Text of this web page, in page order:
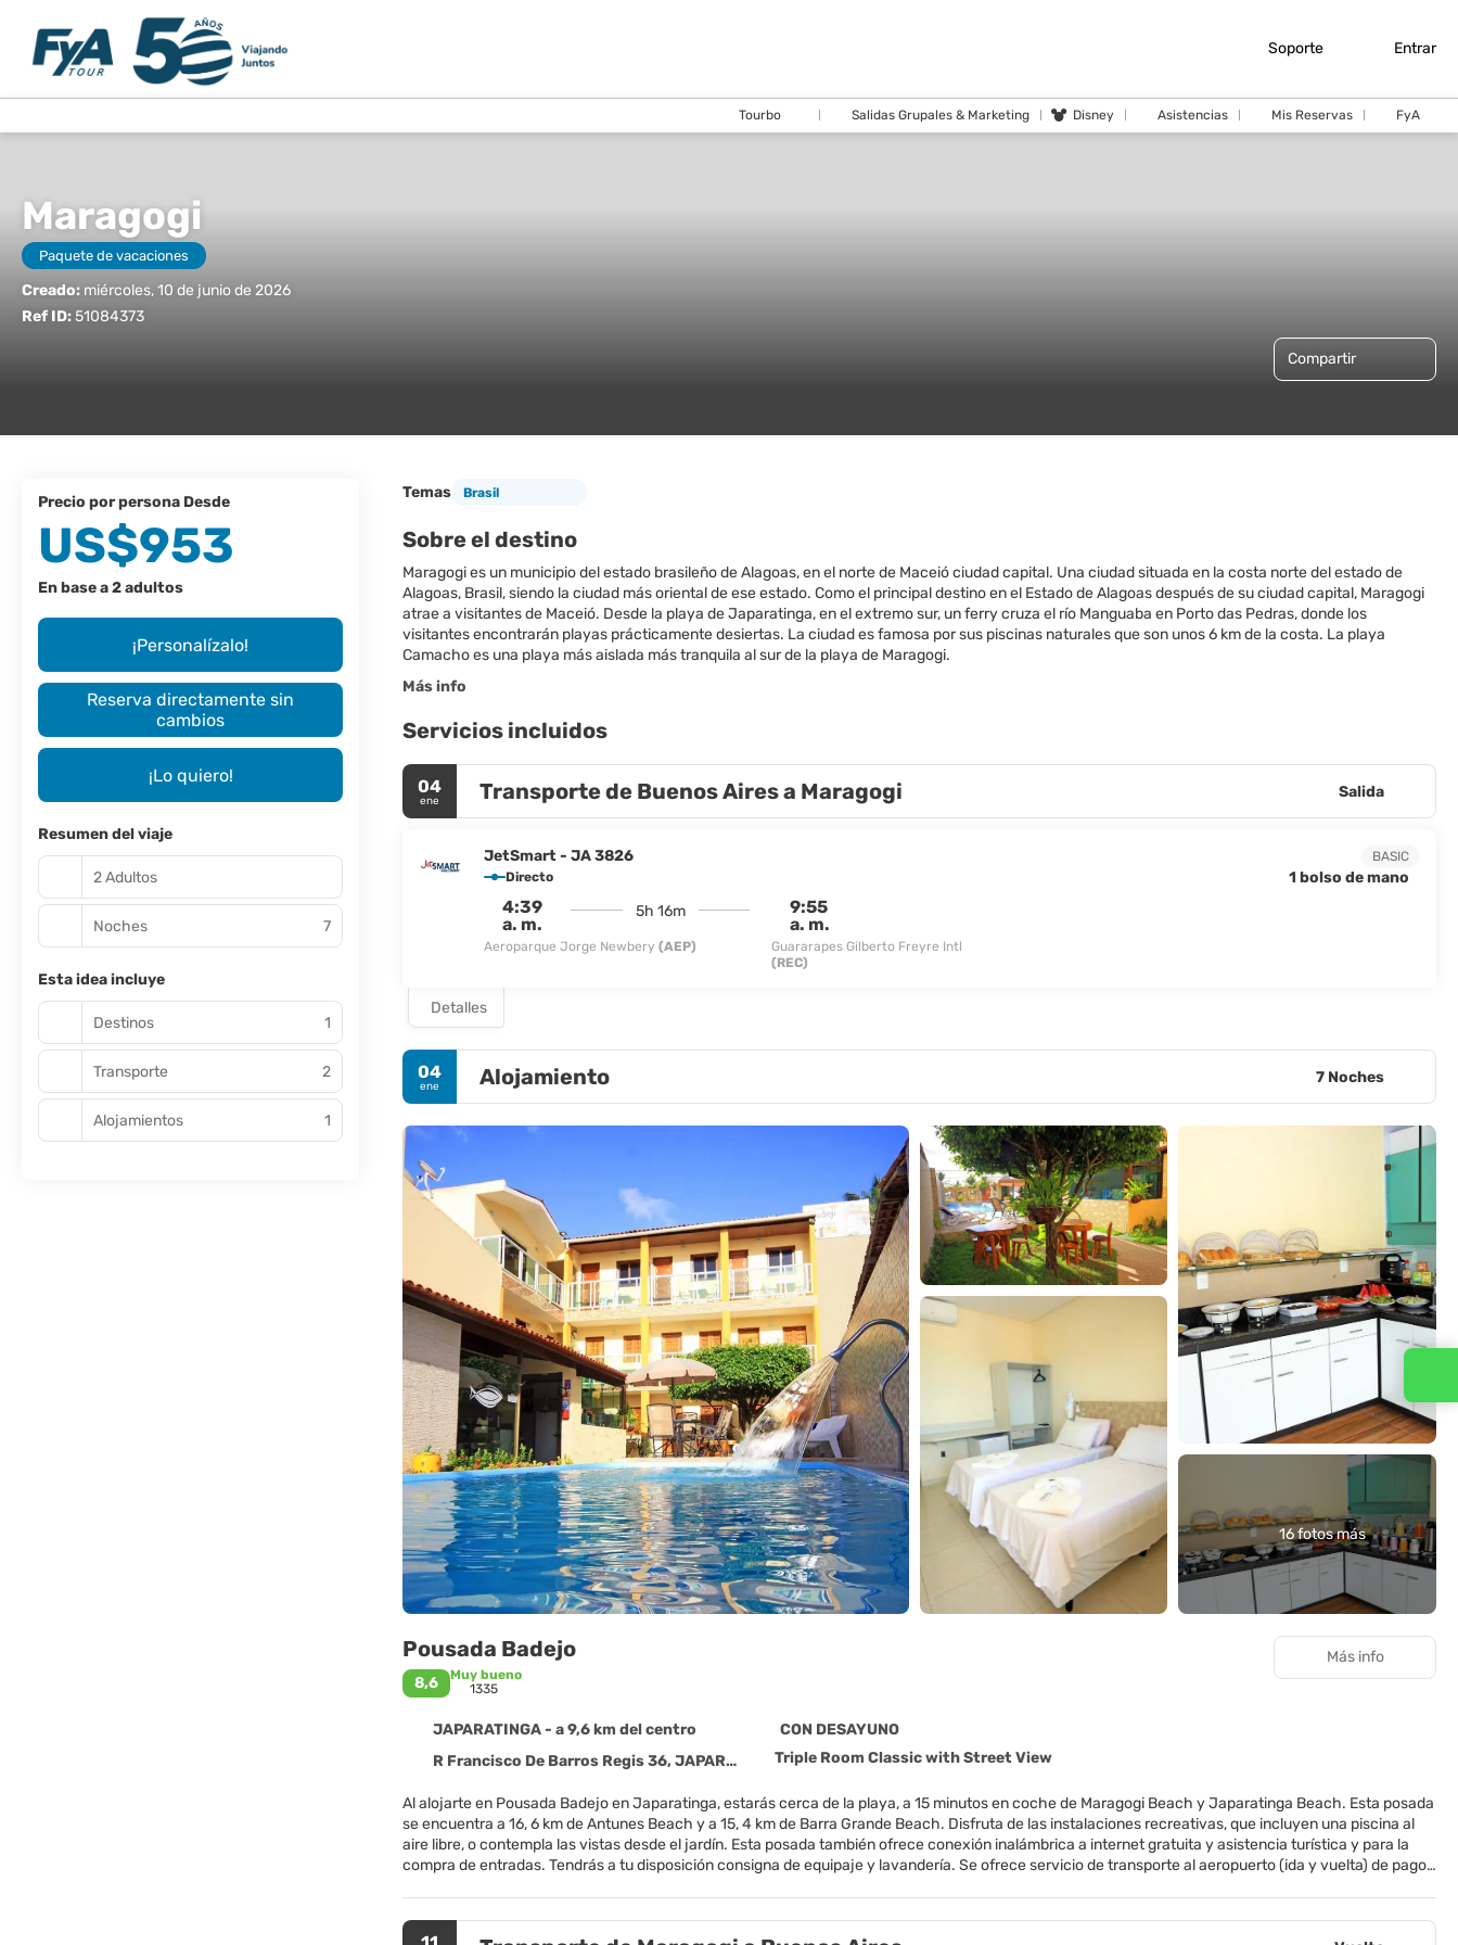
Soporte Entrar
Tourbo Salidas Grupales & Marketing Disney Asistencias Mis Reservas FyA
Maragogi
Paquete de vacaciones
Creado: miércoles, 10 de junio de 2026
Ref ID:51084373
Compartir
Temas Brasil
Sobre el destino
Maragogi es un municipio del estado brasileño de Alagoas, en el norte de Maceió ciudad capital. Una ciudad situada en la costa norte del estado de
Alagoas, Brasil, siendo la ciudad más oriental de ese estado. Como el principal destino en el Estado de Alagoas después de su ciudad capital, Maragogi
atrae a visitantes de Maceió. Desde la playa de Japaratinga, en el extremo sur, un ferry cruza el río Manguaba en Porto das Pedras, donde los
visitantes encontrarán playas prácticamente desiertas. La ciudad es famosa por sus piscinas naturales que son unos 6 km de la costa. La playa
Más info
Servicios incluidos
04
ene Transporte de Buenos Aires a Maragogi Salida
JetSmart - JA 3826
Directo
4:39
a. m.
Aeroparque Jorge Newbery (AEP)
5h 16m
9:55
a. m.
Guararapes Gilberto Freyre Intl
(REC)
BASIC
1 bolso de mano
Detalles
04
ene Alojamiento 7 Noches
16 fotos más
Pousada Badejo
8,6
Muy bueno
1335
JAPARATINGA - a 9,6 km del centro
CON DESAYUNO
R Francisco De Barros Regis 36, JAPARATINGA 57950-000
Triple Room Classic with Street View
Al alojarte en Pousada Badejo en Japaratinga, estarás cerca de la playa, a 15 minutos en coche de Maragogi Beach y Japaratinga Beach. Esta posada
se encuentra a 16, 6 km de Antunes Beach y a 15, 4 km de Barra Grande Beach. Disfruta de las instalaciones recreativas, que incluyen una piscina al
aire libre, o contempla las vistas desde el jardín. Esta posada también ofrece conexión inalámbrica a internet gratuita y asistencia turística y para la
compra de entradas. Tendrás a tu disposición consigna de equipaje y lavandería. Se ofrece servicio de transporte al aeropuerto (ida y vuelta) de pago
también podrás ver tu programa favorito en la televisión por cable. Se ofrece servicio de limpieza todos los días y, si lo necesitas, podrás solicitar una
Más info
precio por persona Desde
US$953
En base a 2 adultos
¡Personalízalo!
Reserva directamente sin
cambios
¡Lo quiero!
Resumen del viaje
2 Adultos
Noches 7
Esta idea incluye
Destinos 1
Transporte 2
Alojamientos 1
Contacta con nosotros